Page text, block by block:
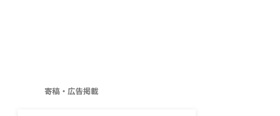
寄稿・広告掲載